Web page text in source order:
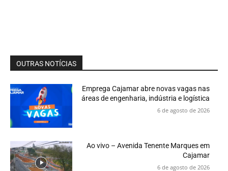
OUTRAS NOTÍCIAS
Emprega Cajamar abre novas vagas nas
áreas de engenharia, indústria e logística
6 de agosto de 2026
Ao vivo – Avenida Tenente Marques em
Cajamar
6 de agosto de 2026